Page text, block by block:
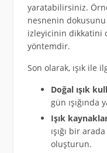
yaratabilirsiniz.
nesnenin
izleyicinin dikkatini
yöntemdir.
Son olarak, ışık ile
Doğal ışık
gün ışığında
Işık
ışığı bir
oluşturun.